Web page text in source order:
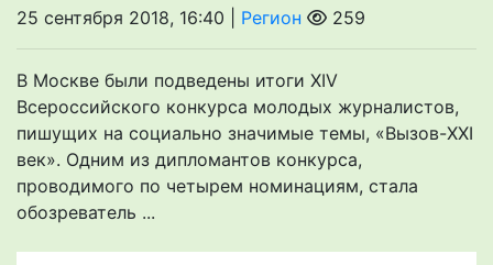
25 сентября 2018, 16:40 | Регион 259
В Москве были подведены итоги XIV
Всероссийского конкурса молодых журналистов,
пишущих на социально значимые темы, «Вызов-XXI
век». Одним из дипломантов конкурса,
проводимого по четырем номинациям, стала
обозреватель ...